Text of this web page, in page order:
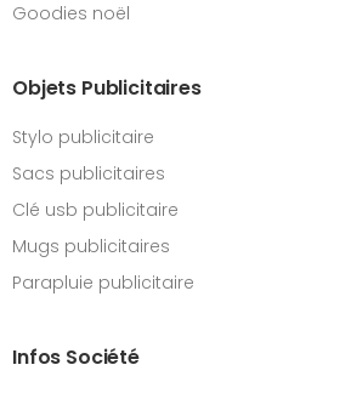
Goodies noël
Objets Publicitaires
Stylo publicitaire
Sacs publicitaires
Clé usb publicitaire
Mugs publicitaires
Parapluie publicitaire
Infos Société